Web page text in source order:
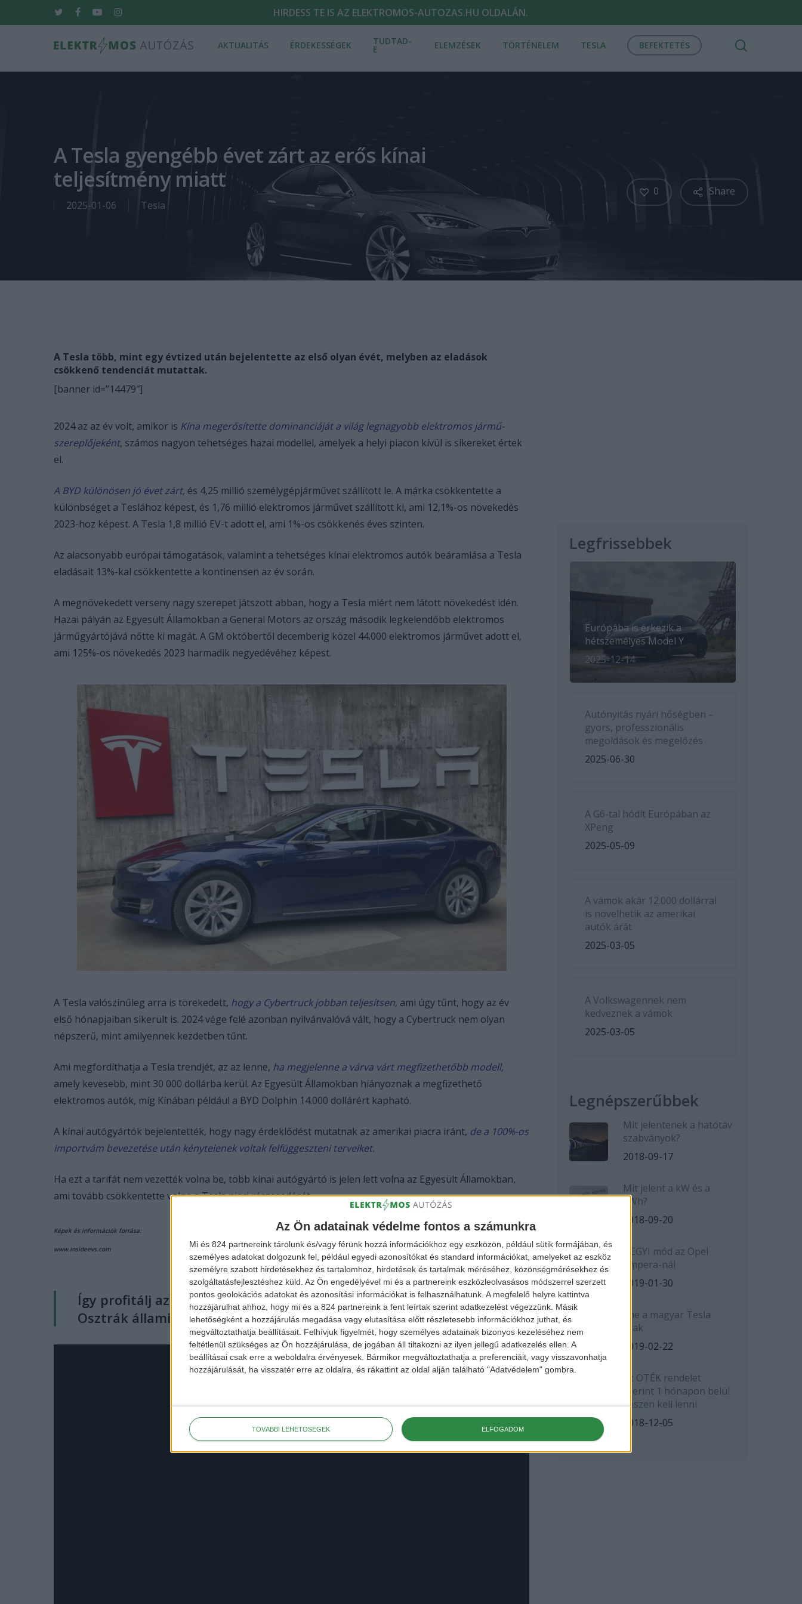
Az Ön adatainak védelme fontos a számunkra
Mi és 824 partnereink tárolunk és/vagy férünk hozzá információkhoz egy eszközön, például sütik formájában, és
személyes adatokat dolgozunk fel, például egyedi azonosítókat és standard információkat, amelyeket az eszköz
személyre szabott hirdetésekhez és tartalomhoz, hirdetések és tartalmak méréséhez, közönségmérésekhez és
szolgáltatásfejlesztéshez küld. Az Ön engedélyével mi és a partnereink eszközleolvasásos módszerrel szerzett
pontos geolokációs adatokat és azonosítási információkat is felhasználhatunk. A megfelelő helyre kattintva
hozzájárulhat ahhoz, hogy mi és a 824 partnereink a fent leírtak szerint adatkezelést végezzünk. Másik
lehetőségként a hozzájárulás megadása vagy elutasítása előtt részletesebb információkhoz juthat, és
megváltoztathatja beállításait. Felhívjuk figyelmét, hogy személyes adatainak bizonyos kezeléséhez nem
feltétlenül szükséges az Ön hozzájárulása, de jogában áll tiltakozni az ilyen jellegű adatkezelés ellen. A
beállításai csak erre a weboldalra érvényesek. Bármikor megváltoztathatja a preferenciáit, vagy visszavonhatja
hozzájárulását, ha visszatér erre az oldalra, és rákattint az oldal alján található "Adatvédelem" gombra.
TOVÁBBI LEHETŐSÉGEK ELFOGADOM
to
twitter facebookyoutubeinstagram HIRDESS TE IS AZ ELEKTROMOS-AUTOZAS.HU OLDALÁN.
AKTUALITÁS ÉRDEKESSÉGEK TUDTAD-
E ELEMZÉSEK TÖRTÉNELEM TESLA BEFEKTETÉS
A Tesla gyengébb évet zárt az erős kínai
teljesítmény miatt
2025-01-06 Tesla
Share
0
A Tesla több, mint egy évtized után bejelentette az első olyan évét, melyben az eladások
csökkenő tendenciát mutattak.
[banner id=”14479″]
2024 az az év volt, amikor is Kína megerősítette dominanciáját a világ legnagyobb elektromos jármű-
szereplőjeként, számos nagyon tehetséges hazai modellel, amelyek a helyi piacon kívül is sikereket értek
el.
A BYD különösen jó évet zárt, és 4,25 millió személygépjárművet szállított le. A márka csökkentette a
különbséget a Teslához képest, és 1,76 millió elektromos járművet szállított ki, ami 12,1%-os növekedés
2023-hoz képest. A Tesla 1,8 millió EV-t adott el, ami 1%-os csökkenés éves szinten.
Az alacsonyabb európai támogatások, valamint a tehetséges kínai elektromos autók beáramlása a Tesla
eladásait 13%-kal csökkentette a kontinensen az év során.
A megnövekedett verseny nagy szerepet játszott abban, hogy a Tesla miért nem látott növekedést idén.
Hazai pályán az Egyesült Államokban a General Motors az ország második legkelendőbb elektromos
járműgyártójává nőtte ki magát. A GM októbertől decemberig közel 44.000 elektromos járművet adott el,
ami 125%-os növekedés 2023 harmadik negyedévéhez képest.
A Tesla valószínűleg arra is törekedett, hogy a Cybertruck jobban teljesítsen, ami úgy tűnt, hogy az év
első hónapjaiban sikerült is. 2024 vége felé azonban nyilvánvalóvá vált, hogy a Cybertruck nem olyan
népszerű, mint amilyennek kezdetben tűnt.
Ami megfordíthatja a Tesla trendjét, az az lenne, ha megjelenne a várva várt megfizethetőbb modell,
amely kevesebb, mint 30 000 dollárba kerül. Az Egyesült Államokban hiányoznak a megfizethető
elektromos autók, míg Kínában például a BYD Dolphin 14.000 dollárért kapható.
A kínai autógyártók bejelentették, hogy nagy érdeklődést mutatnak az amerikai piacra iránt, de a 100%-os
importvám bevezetése után kénytelenek voltak felfüggeszteni terveiket.
Ha ezt a tarifát nem vezették volna be, több kínai autógyártó is jelen lett volna az Egyesült Államokban,
ami tovább csökkentette volna a Tesla piaci részesedését.
Képek és információk forrása:
www.insideevs.com
Így profitálj az elektromos autók terjedéséből,
Osztrák állami garanciával!Vegye fel velünk a kapcsolatot →
Legfrissebbek
Európába is érkezik a
hétszemélyes Model Y
2025-12-14
Autónyitás nyári hőségben –
gyors, professzionális
megoldások és megelőzés
2025-06-30
A G6-tal hódít Európában az
XPeng
2025-05-09
A vámok akár 12.000 dollárral
is növelhetik az amerikai
autók árát
2025-03-05
A Volkswagennek nem
kedveznek a vámok
2025-03-05
Legnépszerűbbek
Mit jelentenek a hatótáv
szabványok?
2018-09-17
Mit jelent a kW és a
kWh?
2018-09-20
HEGYI mód az Opel
Ampera-nál
2019-01-30
Íme a magyar Tesla
árak
2019-02-22
Az OTÉK rendelet
szerint 1 hónapon belül
készen kell lenni
2018-12-05